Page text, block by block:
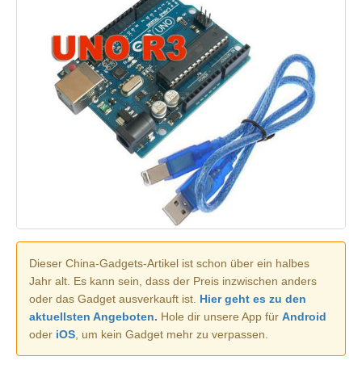
Dieser China-Gadgets-Artikel ist schon über ein halbes
Jahr alt. Es kann sein, dass der Preis inzwischen anders
oder das Gadget ausverkauft ist. Hier geht es zu den
aktuellsten Angeboten. Hole dir unsere App für Android
oder iOS, um kein Gadget mehr zu verpassen.